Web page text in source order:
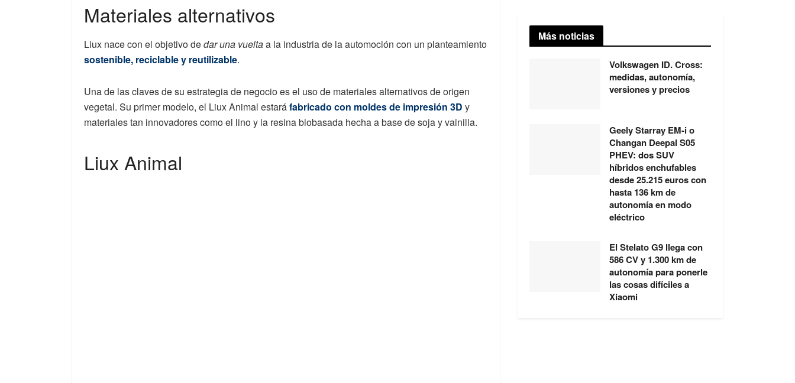
Materiales alternativos
Liux nace con el objetivo dedar una vueltaa la industria de la automoción con un planteamiento
sostenible, reciclable y reutilizable.
Una de las claves de su estrategia de negocio es el uso de materiales alternativos de origen
vegetal. Su primer modelo, el Liux Animal estaráfabricado con moldes de impresión 3D y
materiales tan innovadores como el lino y la resina biobasada hecha a base de soja y vainilla.
Liux Animal
Más noticias
Volkswagen ID. Cross:
medidas, autonomía,
versiones y precios
Geely Starray EM-i o
Changan Deepal S05
PHEV: dos SUV
híbridos enchufables
desde 25.215 euros con
hasta 136 km de
autonomía en modo
eléctrico
El Stelato G9 llega con
586 CV y 1.300 km de
autonomía para ponerle
las cosas difíciles a
Xiaomi